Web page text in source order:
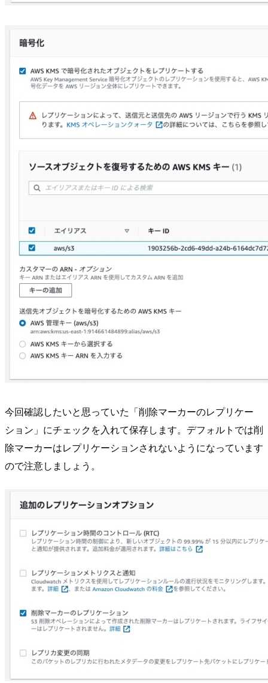
今回確認したいと思っていた「削除マーカーのレプリケー
ション」にチェックを入れて保存します。デフォルトでは削
除マーカーはレプリケーションされないようになっています
ので注意しましょう。